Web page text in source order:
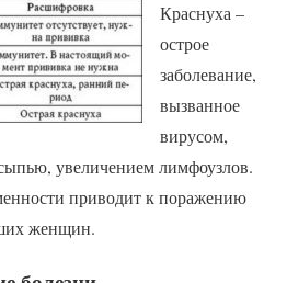
Краснуха –
острое
заболевание,
вызванное
вирусом,
увеличением лимфоузлов.
приводит к поражению
женщин.